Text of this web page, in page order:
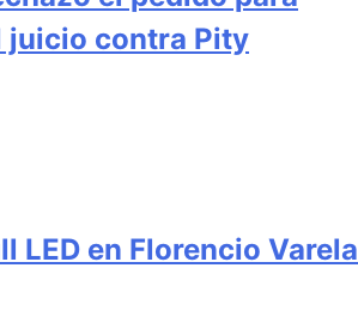
juicio contra Pity
LED en Florencio Varela